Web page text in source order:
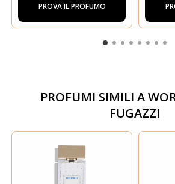
PROVA IL PROFUMO
PROFUMI SIMILI A
FUGAZZI